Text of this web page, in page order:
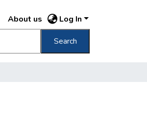
About us Log In
Search